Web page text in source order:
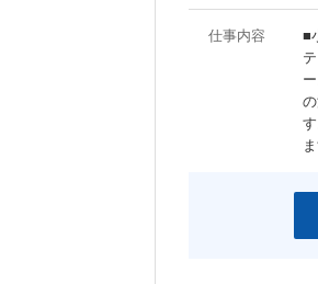
仕事内容
■